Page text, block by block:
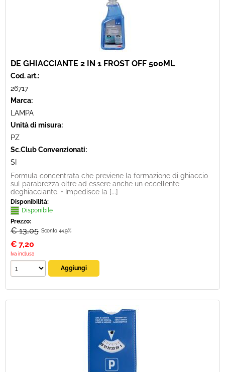
DE GHIACCIANTE 2 IN 1 FROST OFF 500ML
Cod. art.:
26717
Marca:
LAMPA
Unità di misura:
PZ
Sc.Club Convenzionati:
SI
Formula concentrata che previene la formazione di ghiaccio
sul parabrezza oltre ad essere anche un eccellente
deghiacciante. • Impedisce la [...]
Disponibilità:
Disponibile
Prezzo:
€ 13,05 Sconto 44.9%
€ 7,20
Iva inclusa